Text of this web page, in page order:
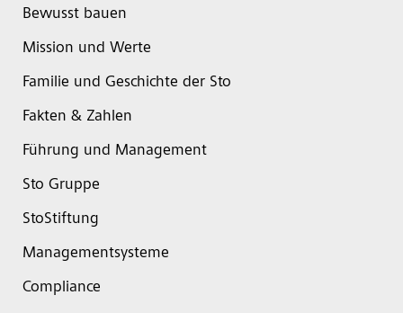
Bewusst bauen
Mission und Werte
Familie und Geschichte der Sto
Fakten & Zahlen
Führung und Management
Sto Gruppe
StoStiftung
Managementsysteme
Compliance